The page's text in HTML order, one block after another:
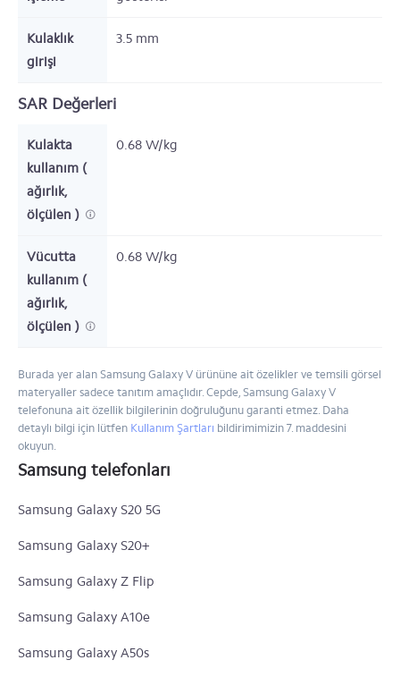
Kulaklık
girişi
3.5 mm
SAR Değerleri
Kulakta
kullanım (
ağırlık,
ölçülen )
0.68 W/kg
Vücutta
kullanım (
ağırlık,
ölçülen )
0.68 W/kg
Burada yer alan Samsung Galaxy V ürününe ait özelikler ve temsili görsel
materyaller sadece tanıtım amaçlıdır. Cepde, Samsung Galaxy V
telefonuna ait özellik bilgilerinin doğruluğunu garanti etmez. Daha
detaylı bilgi için lütfen Kullanım Şartları bildirimimizin 7. maddesini
okuyun.
Samsung telefonları
Samsung Galaxy S20 5G
Samsung Galaxy S20+
Samsung Galaxy Z Flip
Samsung Galaxy A10e
Samsung Galaxy A50s